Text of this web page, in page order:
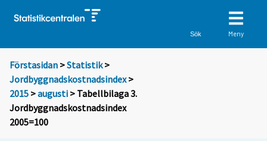
Sök Meny
Förstasidan >Statistik >
Jordbyggnadskostnadsindex>
2015 >augusti > Tabellbilaga 3.
Jordbyggnadskostnadsindex
2005=100